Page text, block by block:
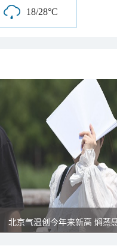
18/28°C
北京气温创今年来新高 焖蒸